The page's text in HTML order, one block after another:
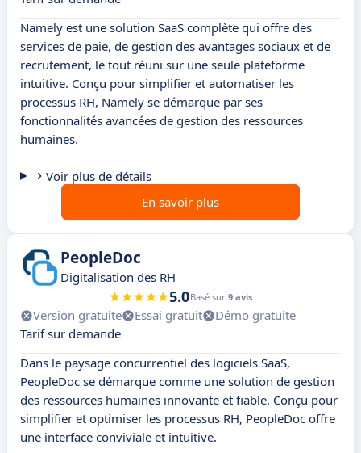
Namely est une solution SaaS complète qui offre des
services de paie, de gestion des avantages sociaux et de
recrutement, le tout réuni sur une seule plateforme
intuitive. Conçu pour simplifier et automatiser les
processus RH, Namely se démarque par ses
fonctionnalités avancées de gestion des ressources
humaines.
Voir plus de détails
En savoir plus
PeopleDoc
Digitalisation des RH
5.0Basé sur 9 avis
Version gratuite Essai gratuit
Démo gratuite
Tarif sur demande
Dans le paysage concurrentiel des logiciels SaaS,
PeopleDoc se démarque comme une solution de gestion
des ressources humaines innovante et fiable. Conçu pour
simplifier et optimiser les processus RH, PeopleDoc offre
une interface conviviale et intuitive.